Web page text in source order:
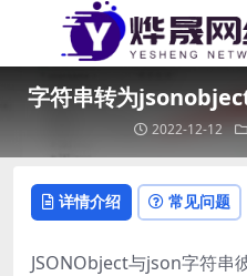
字符串转为
2022-12-12
详情介绍 常见问题
JSONObject与json字符串